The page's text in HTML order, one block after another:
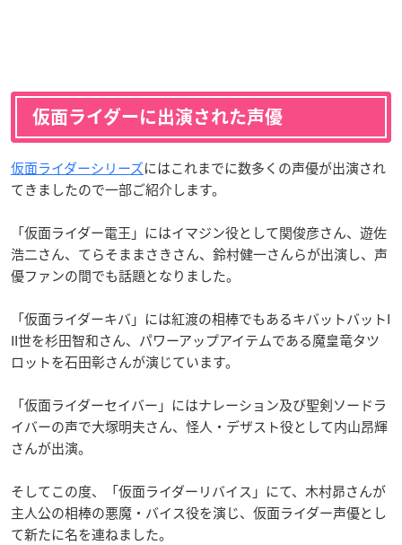
仮面ライダーに出演された声優
仮面ライダーシリーズにはこれまでに数多くの声優が出演され
てきましたので一部ご紹介します。
「仮面ライダー電王」にはイマジン役として関俊彦さん、遊佐
浩二さん、てらそままさきさん、鈴村健一さんらが出演し、声
優ファンの間でも話題となりました。
「仮面ライダーキバ」には紅渡の相棒でもあるキバットバットI
II世を杉田智和さん、パワーアップアイテムである魔皇竜タツ
ロットを石田彰さんが演じています。
「仮面ライダーセイバー」にはナレーション及び聖剣ソードラ
イバーの声で大塚明夫さん、怪人・デザスト役として内山昂輝
さんが出演。
そしてこの度、「仮面ライダーリバイス」にて、木村昴さんが
主人公の相棒の悪魔・バイス役を演じ、仮面ライダー声優とし
て新たに名を連ねました。